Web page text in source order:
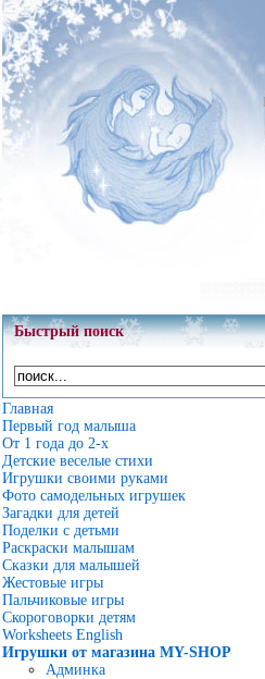
Быстрый поиск
Главная
Первый год малыша
От 1 года до 2-х
Детские веселые стихи
Игрушки своими руками
Фото самодельных игрушек
Загадки для детей
Поделки с детьми
Раскраски малышам
Сказки для малышей
Жестовые игры
Пальчиковые игры
Скороговорки детям
Worksheets English
Игрушки от магазина MY-SHOP
Админка